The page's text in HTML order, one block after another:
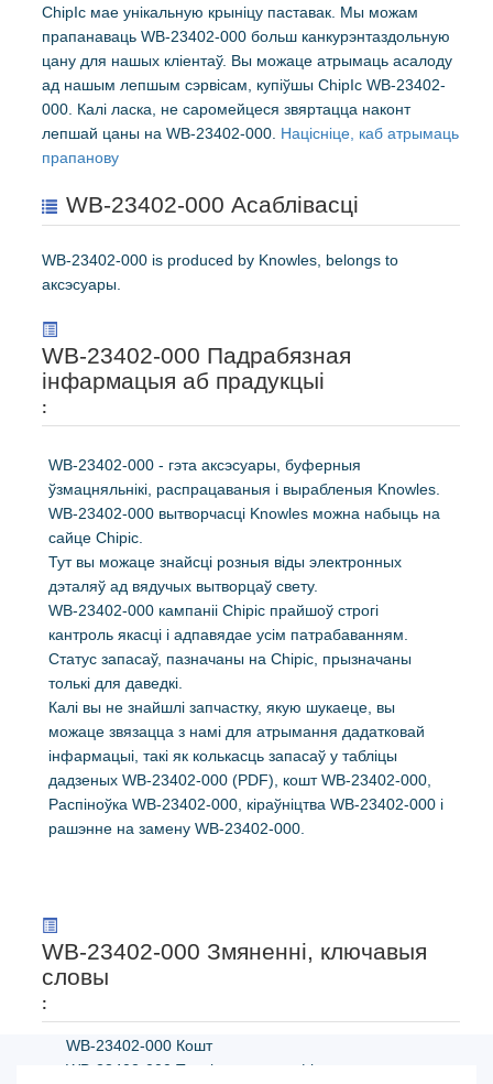
ChipIc мае унікальную крыніцу паставак. Мы можам
прапанаваць WB-23402-000 больш канкурэнтаздольную
цану для нашых кліентаў. Вы можаце атрымаць асалоду
ад нашым лепшым сэрвісам, купіўшы ChipIc WB-23402-
000. Калі ласка, не саромейцеся звяртацца наконт
лепшай цаны на WB-23402-000. Націсніце, каб атрымаць
прапанову
WB-23402-000 Асаблівасці
WB-23402-000 is produced by Knowles, belongs to
аксэсуары.
WB-23402-000 Падрабязная
інфармацыя аб прадукцыі
:
WB-23402-000 - гэта аксэсуары, буферныя
ўзмацняльнікі, распрацаваныя і вырабленыя Knowles.
WB-23402-000 вытворчасці Knowles можна набыць на
сайце Chipic.
Тут вы можаце знайсці розныя віды электронных
дэталяў ад вядучых вытворцаў свету.
WB-23402-000 кампаніі Chipic прайшоў строгі
кантроль якасці і адпавядае усім патрабаванням.
Статус запасаў, пазначаны на Chipic, прызначаны
толькі для даведкі.
Калі вы не знайшлі запчастку, якую шукаеце, вы
можаце звязацца з намі для атрымання дадатковай
інфармацыі, такі як колькасць запасаў у табліцы
дадзеных WB-23402-000 (PDF), кошт WB-23402-000,
Распіноўка WB-23402-000, кіраўніцтва WB-23402-000 і
рашэнне на замену WB-23402-000.
WB-23402-000 Змяненні, ключавыя
словы
:
WB-23402-000 Кошт
WB-23402-000 Тэхнічная спецыфікацыя